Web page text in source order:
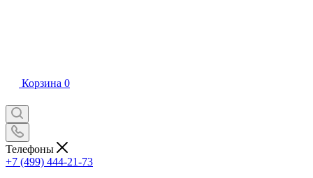
Корзина 0
Телефоны
+7 (499) 444-21-73